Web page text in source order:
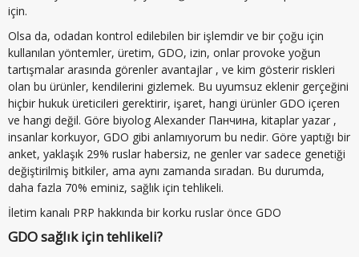
için.
Olsa da, odadan kontrol edilebilen bir işlemdir ve bir çoğu için
kullanılan yöntemler, üretim, GDO, izin, onlar provoke yoğun
tartışmalar arasında görenler avantajlar , ve kim gösterir riskleri
olan bu ürünler, kendilerini gizlemek. Bu uyumsuz eklenir gerçeğini
hiçbir hukuk üreticileri gerektirir, işaret, hangi ürünler GDO içeren
ve hangi değil. Göre biyolog Alexander Панчина, kitaplar yazar ,
insanlar korkuyor, GDO gibi anlamıyorum bu nedir. Göre yaptığı bir
anket, yaklaşık 29% ruslar habersiz, ne genler var sadece genetiği
değiştirilmiş bitkiler, ama aynı zamanda sıradan. Bu durumda,
daha fazla 70% eminiz, sağlık için tehlikeli.
İletim kanalı PRP hakkında bir korku ruslar önce GDO
GDO sağlık için tehlikeli?